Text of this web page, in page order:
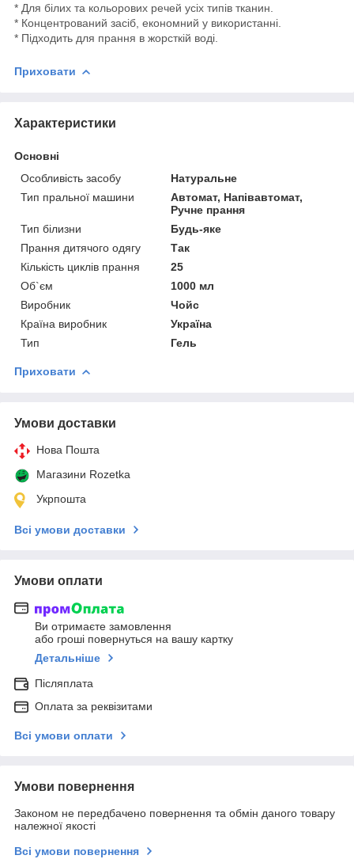
* Для білих та кольорових речей усіх типів тканин.
* Концентрований засіб, економний у використанні.
* Підходить для прання в жорсткій воді.
Приховати
Характеристики
Основні
Особливість засобу
Натуральне
Тип пральної машини
Автомат, Напівавтомат,
Ручне прання
Тип білизни
Будь-яке
Прання дитячого одягу
Так
Кількість циклів прання
25
Об`єм
1000 мл
Виробник
Чойс
Країна виробник
Україна
Тип
Гель
Приховати
Умови доставки
Нова Пошта
Магазини Rozetka
Укрпошта
Всі умови доставки
Умови оплати
Ви отримаєте замовлення
або гроші повернуться на вашу картку
Детальніше
Післяплата
Оплата за реквізитами
Всі умови оплати
Умови повернення
Законом не передбачено повернення та обмін даного товару
належної якості
Всі умови повернення